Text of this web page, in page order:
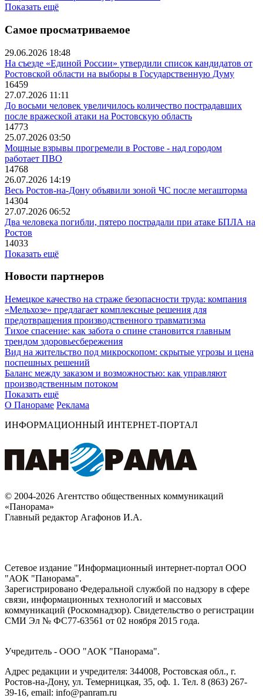
Показать ещё
Самое просматриваемое
29.06.2026 18:48
На съезде «Единой России» утвердили список кандидатов от
Ростовской области на выборы в Государственную Думу
16459
27.07.2026 11:11
До восьми человек увеличилось количество пострадавших
после вражеской атаки на Ростовскую область
14773
25.07.2026 03:50
Мощные взрывы прогремели в Ростове - над городом
работает ПВО
14768
26.07.2026 14:19
Весь Ростов-на-Дону объявили зоной ЧС после мегашторма
14304
27.07.2026 06:52
Два человека погибли, пятеро пострадали при атаке БПЛА на
Ростов
14033
Показать ещё
Новости партнеров
Немецкое качество на страже безопасности труда: компания
«Мельхозе» предлагает комплексные решения для
предотвращения производственного травматизма
Тихое спасение: как забота о спине становится главным
трендом здоровьесбережения
Вид на жительство под микроскопом: скрытые угрозы и цена
поспешных решений
Баланс между заказом и возможностью: как управляют
производственным потоком
Показать ещё
О Панораме Реклама
ИНФОРМАЦИОННЫЙ ИНТЕРНЕТ-ПОРТАЛ
© 2004-2026 Агентство общественных коммуникаций
«Панорама»
Главный редактор Агафонов И.А.
Сетевое издание "Информационный интернет-портал ООО
"АОК "Панорама".
Зарегистрировано Федеральной службой по надзору в сфере
связи, информационных технологий и массовых
коммуникаций (Роскомнадзор). Cвидетельство о регистрации
СМИ Эл № ФС77-63561 от 02 ноября 2015 года.
Учредитель - ООО "АОК "Панорама".
Адрес редакции и учредителя: 344008, Ростовская обл., г.
Ростов-на-Дону, ул. Темерницкая, 35, оф. 1. Тел. 8 (863) 267-
39-16, email: info@panram.ru